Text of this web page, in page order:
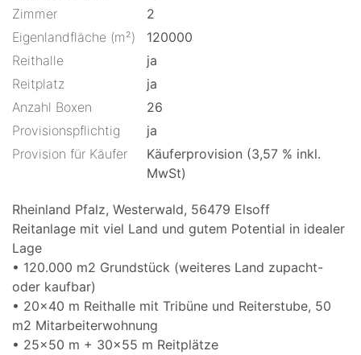
Zimmer
2
Eigenlandfläche (m²)
120000
Reithalle
ja
Reitplatz
ja
Anzahl Boxen
26
Provisionspflichtig
ja
Provision für Käufer
Käuferprovision (3,57 % inkl.
MwSt)
Rheinland Pfalz, Westerwald, 56479 Elsoff
Reitanlage mit viel Land und gutem Potential in idealer
Lage
• 120.000 m2 Grundstück (weiteres Land zupacht-
oder kaufbar)
• 20x40 m Reithalle mit Tribüne und Reiterstube, 50
m2 Mitarbeiterwohnung
• 25x50 m + 30x55 m Reitplätze